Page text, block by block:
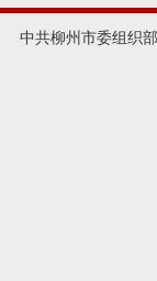
中共柳州市委组织